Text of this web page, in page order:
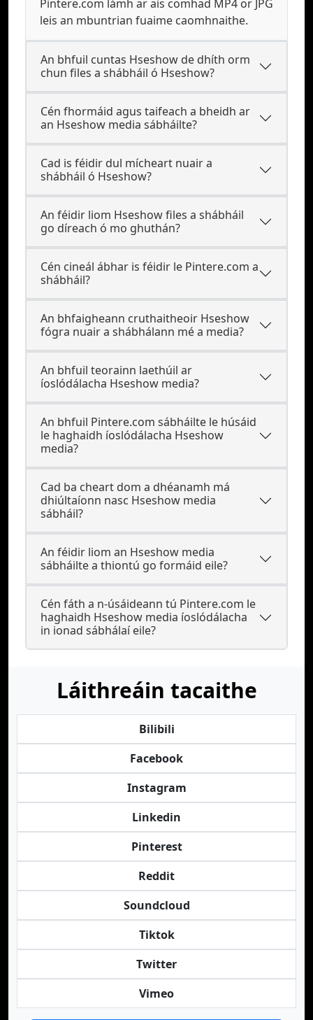
Pintere.com lámh ar ais comhad MP4 or JPG
leis an mbuntrian fuaime caomhnaithe.
An bhfuil cuntas Hseshow de dhíth orm
chun files a shábháil ó Hseshow?
Cén fhormáid agus taifeach a bheidh ar
an Hseshow media sábháilte?
Cad is féidir dul mícheart nuair a
shábháil ó Hseshow?
An féidir liom Hseshow files a shábháil
go díreach ó mo ghuthán?
Cén cineál ábhar is féidir le Pintere.com a
shábháil?
An bhfaigheann cruthaitheoir Hseshow
fógra nuair a shábhálann mé a media?
An bhfuil teorainn laethúil ar
íoslódálacha Hseshow media?
An bhfuil Pintere.com sábháilte le húsáid
le haghaidh íoslódálacha Hseshow
media?
Cad ba cheart dom a dhéanamh má
dhiúltaíonn nasc Hseshow media
sábháil?
An féidir liom an Hseshow media
sábháilte a thiontú go formáid eile?
Cén fáth a n-úsáideann tú Pintere.com le
haghaidh Hseshow media íoslódálacha
in ionad sábhálaí eile?
Láithreáin tacaithe
Bilibili
Facebook
Instagram
Linkedin
Pinterest
Reddit
Soundcloud
Tiktok
Twitter
Vimeo